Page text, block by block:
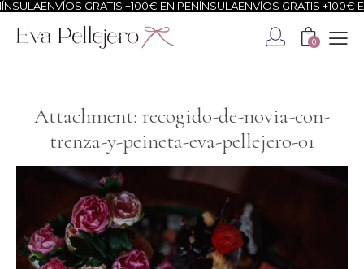
ENVÍOS GRATIS +100€ EN PENÍNSULAENVÍOS GRATIS +100€ EN
0
Attachment: recogido-de-novia-con-
trenza-y-peineta-eva-pellejero-01